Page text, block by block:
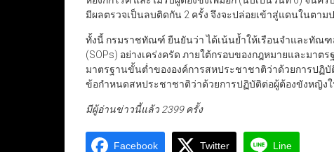
มีผลตรวจเป็นลบติดกัน 2 ครั้ง จึงจะปล่อยเข้าสู่แดนในตาม
ทั้งนี้ กรมราชทัณฑ์ ยืนยันว่า ได้เน้นย้ำให้เรือนจำและทัณ
(SOPs) อย่างเคร่งครัด ภายใต้กรอบของกฎหมายและมา
มาตรฐานขั้นต่ำขององค์การสหประชาชาติว่าด้วยการปฏิบั
ข้อกำหนดสหประชาชาติว่าด้วยการปฏิบัติต่อผู้ต้องขังหญิงใ
มีผู้อ่านข่าวนี้แล้ว 2399 ครั้ง
Facebook Twitter Line